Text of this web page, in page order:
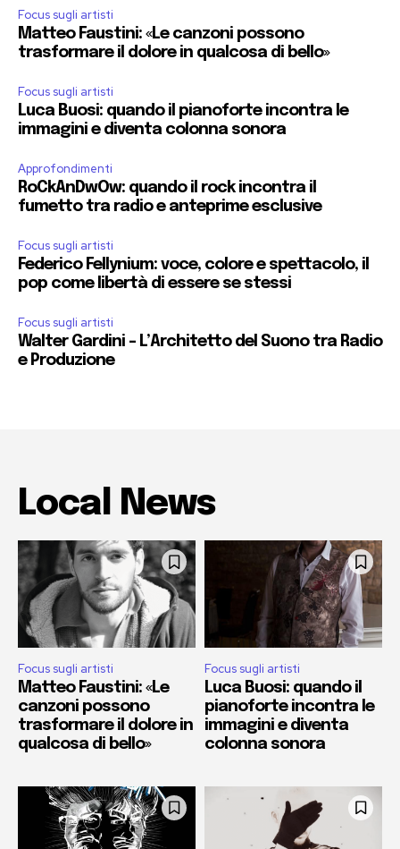
Focus sugli artisti
Matteo Faustini: «Le canzoni possono
trasformare il dolore in qualcosa di bello»
Focus sugli artisti
Luca Buosi: quando il pianoforte incontra le
immagini e diventa colonna sonora
Approfondimenti
RoCkAnDwOw: quando il rock incontra il
fumetto tra radio e anteprime esclusive
Focus sugli artisti
Federico Fellynium: voce, colore e spettacolo, il
pop come libertà di essere se stessi
Focus sugli artisti
Walter Gardini – L’Architetto del Suono tra Radio
e Produzione
Local News
Focus sugli artisti
Matteo Faustini: «Le
canzoni possono
trasformare il dolore in
qualcosa di bello»
Focus sugli artisti
Luca Buosi: quando il
pianoforte incontra le
immagini e diventa
colonna sonora